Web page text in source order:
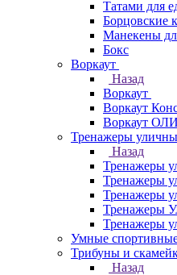
Татами для
Борцовские
Манекены
Бокс
Воркаут
Назад
Воркаут
Воркаут
Воркаут
Тренажеры
Назад
Тренажеры
Тренажеры
Тренажеры
Тренажеры
Тренажеры
Умные
Трибуны и
Назад